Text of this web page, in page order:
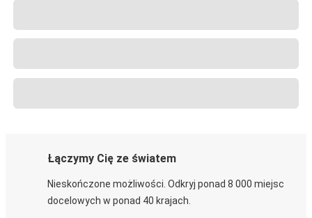
Łączymy Cię ze światem
Nieskończone możliwości. Odkryj ponad 8 000 miejsc
docelowych w ponad 40 krajach.